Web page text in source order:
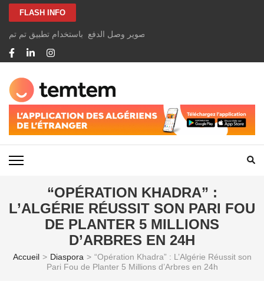
Aller
au
contenu
(Pressez
Entrée)
FLASH INFO
بك بسهولة ومجانًا عن طريق تصوير وصل الدفع باستخدام تطبيق تم تم
TEMTEM NEWS
“OPÉRATION KHADRA” :
L’ALGÉRIE RÉUSSIT SON PARI FOU
DE PLANTER 5 MILLIONS
D’ARBRES EN 24H
Accueil > Diaspora > “Opération Khadra” : L’Algérie Réussit son
Pari Fou de Planter 5 Millions d’Arbres en 24h